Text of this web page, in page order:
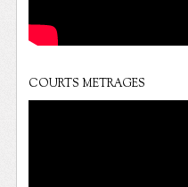
COURTS METRAGES